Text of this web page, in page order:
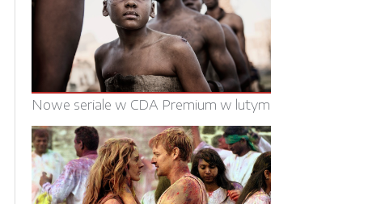
Nowe seriale w CDA Premium w lutym